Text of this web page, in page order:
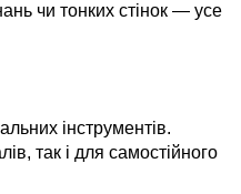
чи тонких стінок — усе
інструментів.
так і для самостійного